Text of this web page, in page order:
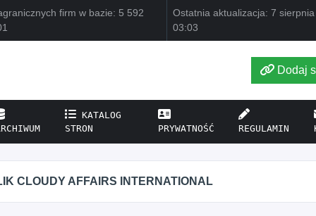
firm w bazie: 5 592
Ostatnia aktualizacja: 7
03:03
Dodaj
KATALOG
STRON
PRYWATNOŚĆ REGULAMIN
KRYSTIAN PISULA